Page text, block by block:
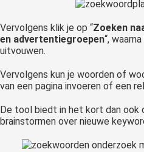
Vervolgens klik je op “Zoeken
en advertentiegroepen“,
uitvouwen.
Vervolgens kun je woorden of
van een pagina invoeren of een
De tool biedt in het kort dan ook
brainstormen over nieuwe